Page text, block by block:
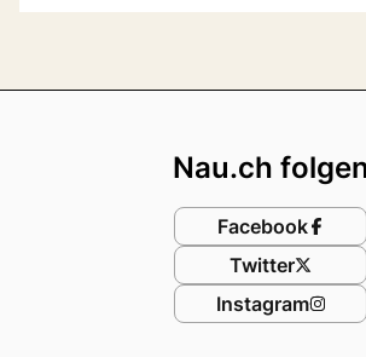
Nau.ch folgen
Facebook
Twitter
Instagram